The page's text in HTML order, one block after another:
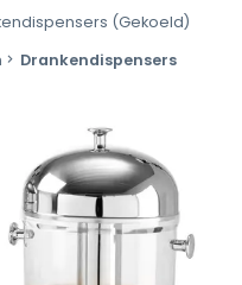
(Gekoeld)
Drankendispensers